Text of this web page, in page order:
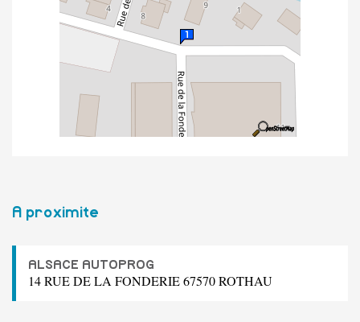
A proximite
ALSACE AUTOPROG
14 RUE DE LA FONDERIE 67570 ROTHAU